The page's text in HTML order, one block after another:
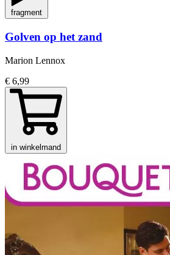
fragment
Golven op het zand
Marion Lennox
€ 6,99
in winkelmand